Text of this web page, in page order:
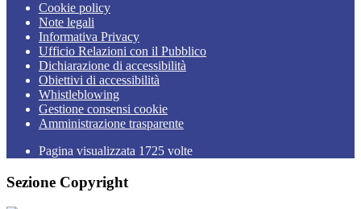
Cookie policy
Note legali
Informativa Privacy
Ufficio Relazioni con il Pubblico
Dichiarazione di accessibilità
Obiettivi di accessibilità
Whistleblowing
Gestione consensi cookie
Amministrazione trasparente
Pagina visualizzata 1725 volte
Sezione Copyright